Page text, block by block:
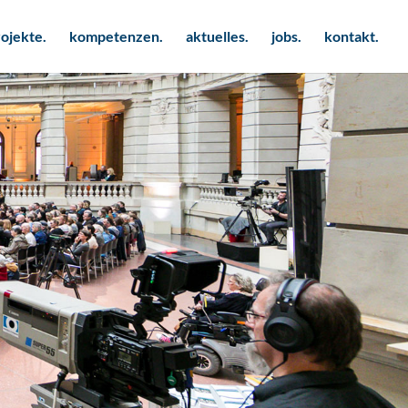
kompetenzen. aktuelles. jobs. kontakt.